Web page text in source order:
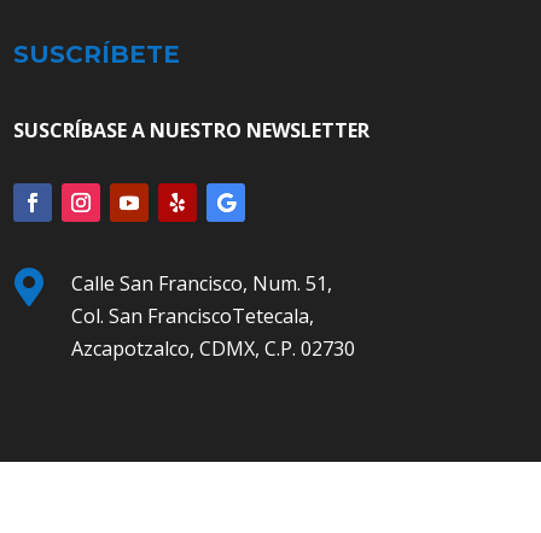
SUSCRÍBETE
SUSCRÍBASE A NUESTRO NEWSLETTER

Calle San Francisco, Num. 51,
Col. San FranciscoTetecala,
Azcapotzalco, CDMX, C.P. 02730